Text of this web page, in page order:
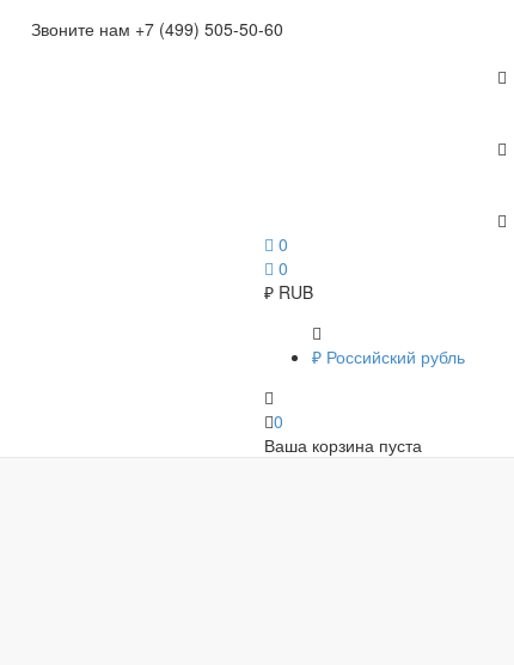
Звоните нам +7 (499) 505-50-60
0
0
₽ RUB
₽ Российский рубль
0
Ваша корзина пуста